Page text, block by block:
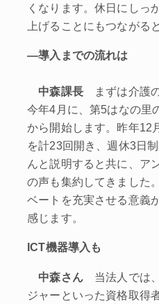
くなります。休日にしっ
上げることにもつながる
―導入までの流れは
中森課長まずは介護の
今年4月に、第5はなの里
から開始します。昨年12
を計23回開き、週休3日
んと説明すると共に、ア
の声も集約してきました
ベートを充実させる意義
感じます。
ICT機器導入も
中森さん当法人では、
ジャーといった資格取得